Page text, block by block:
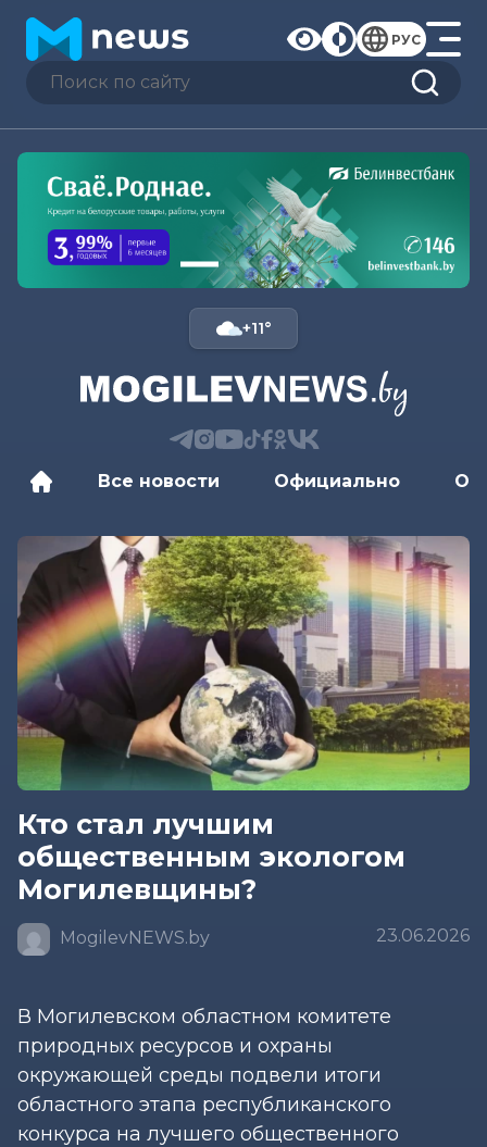
РУС
+11°
Все новости Официально
Кто стал лучшим
общественным экологом
Могилевщины?
MogilevNEWS.by 23.06.2026
В Могилевском областном комитете
природных ресурсов и охраны
окружающей среды подвели итоги
областного этапа республиканского
конкурса на лучшего общественного